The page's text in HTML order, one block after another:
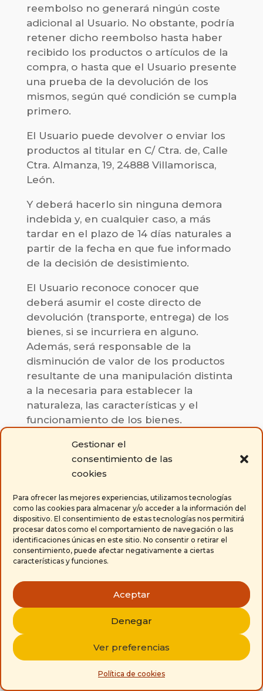
Gestionar el
consentimiento de las
cookies
Para ofrecer las mejores experiencias, utilizamos tecnologías
como las cookies para almacenar y/o acceder a la información del
dispositivo. El consentimiento de estas tecnologías nos permitirá
procesar datos como el comportamiento de navegación o las
identificaciones únicas en este sitio. No consentir o retirar el
consentimiento, puede afectar negativamente a ciertas
características y funciones.
Aceptar
Denegar
Ver preferencias
Política de cookies
reembolso no generará ningún coste
adicional al Usuario. No obstante, podría
retener dicho reembolso hasta haber
recibido los productos o artículos de la
compra, o hasta que el Usuario presente
una prueba de la devolución de los
mismos, según qué condición se cumpla
primero.
El Usuario puede devolver o enviar los
productos al titular en C/ Ctra. de, Calle
Ctra. Almanza, 19, 24888 Villamorisca,
León.
Y deberá hacerlo sin ninguna demora
indebida y, en cualquier caso, a más
tardar en el plazo de 14 días naturales a
partir de la fecha en que fue informado
de la decisión de desistimiento.
El Usuario reconoce conocer que
deberá asumir el coste directo de
devolución (transporte, entrega) de los
bienes, si se incurriera en alguno.
Además, será responsable de la
disminución de valor de los productos
resultante de una manipulación distinta
a la necesaria para establecer la
naturaleza, las características y el
funcionamiento de los bienes.
El Usuario reconoce saber que existen
excepciones al derecho de
desistimiento, tal y como se recoge en
Legislativo 1/2007, de 16 de noviembre,
por el que se aprueba el texto refundido
de la Ley General para la Defensa de los
Consumidores y Usuarios y otras leyes
complementarias. De forma enunciativa,
productos personalizados; productos
que puedan deteriorarse o caducar con
rapidez; CDs/DVD de música o video sin
fábrica; productos que por razones de
han sido desprecintados tras la entrega;